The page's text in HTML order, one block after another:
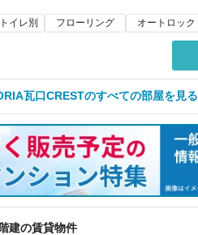
イレ別 フローリング オートロック
瓦口CRESTのすべての部屋を見る
建の賃貸物件